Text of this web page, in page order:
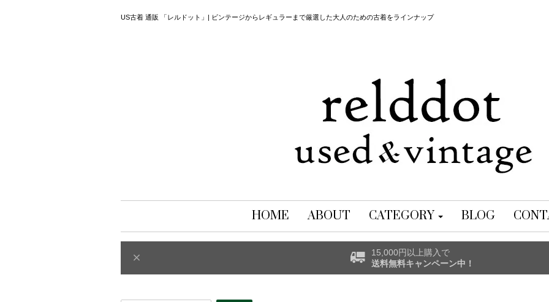
US古着 通販 「レルドット」| ビンテージからレギュラーまで厳選した大人のための古着をラインナップ
HOME ABOUT CATEGORY BLOG
15,000円以上購入で
送料無料キャンペーン中！